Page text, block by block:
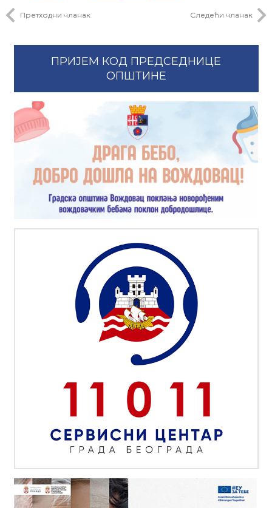
Претходни чланак Следећи чланак
ПРИЈЕМ КОД ПРЕДСЕДНИЦЕ
ОПШТИНЕ